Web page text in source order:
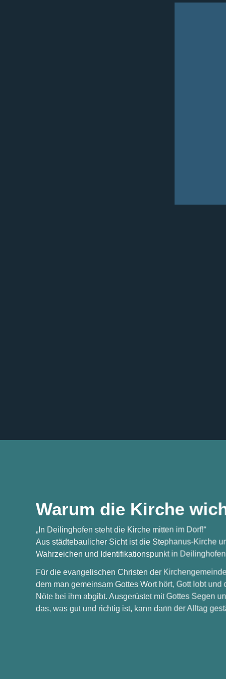
Warum die Kirche
„In Deilinghofen steht die Kirche mitten im Dorf!“
Aus städtebaulicher Sicht ist die Stephanus-Kirche
Wahrzeichen und Identifikationspunkt in
Für die evangelischen Christen der
dem man gemeinsam Gottes Wort hört, Gott lobt und
Nöte bei ihm abgibt. Ausgerüstet mit Gottes Segen
das, was gut und richtig ist, kann dann der Alltag